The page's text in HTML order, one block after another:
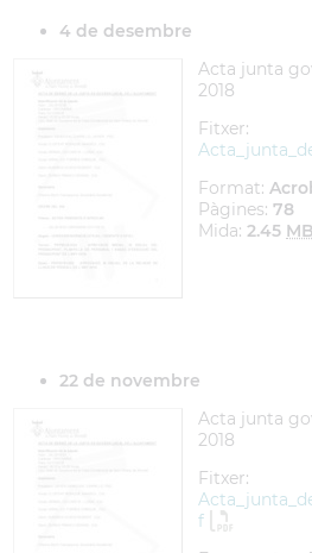
4 de desembre
Acta junta
2018
Fitxer:
Format:
Pàgines: 78
Mida: 2.45 MB
22 de novembre
Acta junta
2018
Fitxer:
f